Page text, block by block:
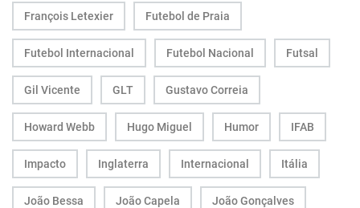
François Letexier Futebol de Praia
Futebol Internacional Futebol Nacional Futsal
Gil Vicente GLT Gustavo Correia
Howard Webb Hugo Miguel Humor IFAB
Impacto Inglaterra Internacional Itália
João Bessa João Capela João Gonçalves